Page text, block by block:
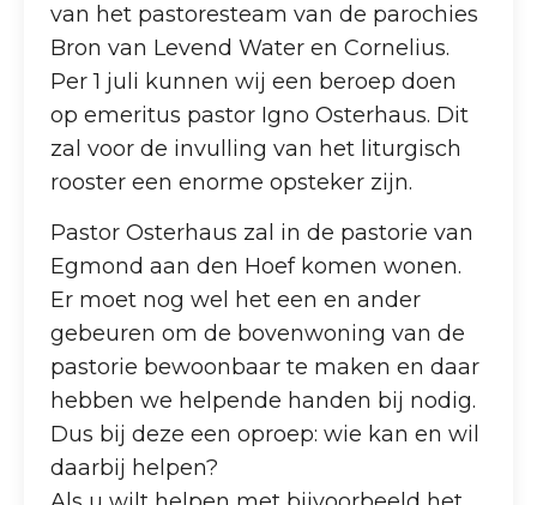
van het pastoresteam van de parochies
Bron van Levend Water en Cornelius.
Per 1 juli kunnen wij een beroep doen
op emeritus pastor Igno Osterhaus. Dit
zal voor de invulling van het liturgisch
rooster een enorme opsteker zijn.
Pastor Osterhaus zal in de pastorie van
Egmond aan den Hoef komen wonen.
Er moet nog wel het een en ander
gebeuren om de bovenwoning van de
pastorie bewoonbaar te maken en daar
hebben we helpende handen bij nodig.
Dus bij deze een oproep: wie kan en wil
daarbij helpen?